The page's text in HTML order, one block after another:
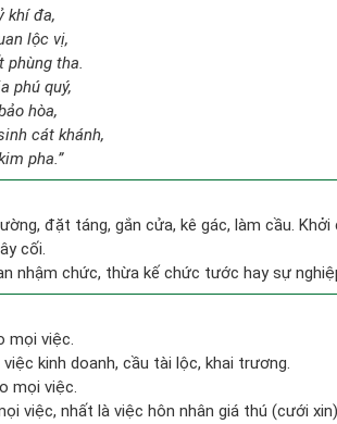
khí đa,
lộc vị,
phùng tha.
phú quý,
hòa,
cát khánh,
pha.”
đặt táng, gắn cửa, kê gác, làm cầu.
cối.
nhậm chức, thừa kế chức tước hay sự
mọi việc.
kinh doanh, cầu tài lộc, khai trương.
mọi việc.
việc, nhất là việc hôn nhân giá thú (cưới